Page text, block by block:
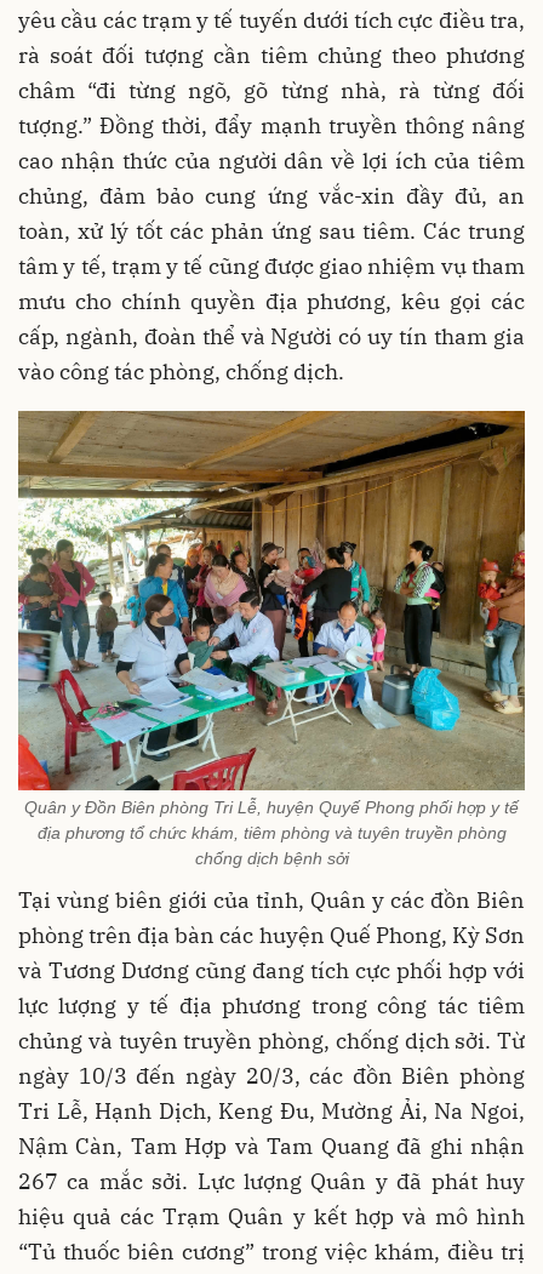
yêu cầu các trạm y tế tuyến dưới tích cực điều tra,
rà soát đối tượng cần tiêm chủng theo phương
châm “đi từng ngõ, gõ từng nhà, rà từng đối
tượng.” Đồng thời, đẩy mạnh truyền thông nâng
cao nhận thức của người dân về lợi ích của tiêm
chủng, đảm bảo cung ứng vắc-xin đầy đủ, an
toàn, xử lý tốt các phản ứng sau tiêm. Các trung
tâm y tế, trạm y tế cũng được giao nhiệm vụ tham
mưu cho chính quyền địa phương, kêu gọi các
cấp, ngành, đoàn thể và Người có uy tín tham gia
vào công tác phòng, chống dịch.
Quân y Đồn Biên phòng Tri Lễ, huyện Quyế Phong phối hợp y tế
địa phương tổ chức khám, tiêm phòng và tuyên truyền phòng
chống dịch bệnh sởi
Tại vùng biên giới của tỉnh, Quân y các đồn Biên
phòng trên địa bàn các huyện Quế Phong, Kỳ Sơn
và Tương Dương cũng đang tích cực phối hợp với
lực lượng y tế địa phương trong công tác tiêm
chủng và tuyên truyền phòng, chống dịch sởi. Từ
ngày 10/3 đến ngày 20/3, các đồn Biên phòng
Tri Lễ, Hạnh Dịch, Keng Đu, Mường Ải, Na Ngoi,
Nậm Càn, Tam Hợp và Tam Quang đã ghi nhận
267 ca mắc sởi. Lực lượng Quân y đã phát huy
hiệu quả các Trạm Quân y kết hợp và mô hình
“Tủ thuốc biên cương” trong việc khám, điều trị